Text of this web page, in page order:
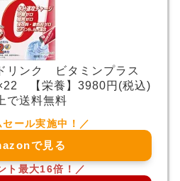
リンク ビタミンプラス
【栄養】3980円(税込)
で送料無料
で見る